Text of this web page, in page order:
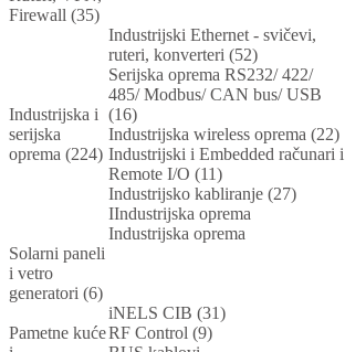
Firewall (35)
Industrijska i
serijska
oprema (224)
Industrijski Ethernet - svičevi,
ruteri, konverteri (52)
Serijska oprema RS232/ 422/
485/ Modbus/ CAN bus/ USB
(16)
Industrijska wireless oprema (22)
Industrijski i Embedded računari i
Remote I/O (11)
Industrijsko kabliranje (27)
IIndustrijska oprema
Industrijska oprema
Solarni paneli
i vetro
generatori (6)
Pametne kuće
iNELS CIB (31)
RF Control (9)